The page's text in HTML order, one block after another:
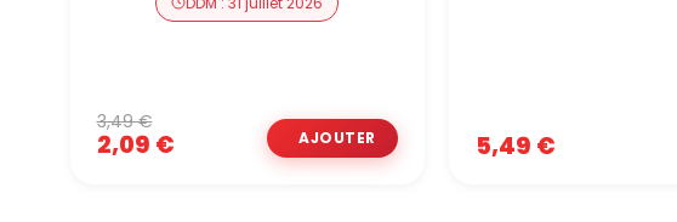
2,09 €
3,49 €
5,49 €